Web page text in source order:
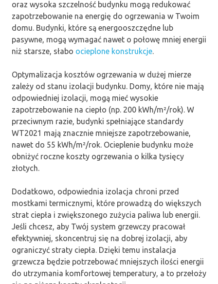
oraz wysoka szczelność budynku mogą redukować
zapotrzebowanie na energię do ogrzewania w Twoim
domu. Budynki, które są energooszczędne lub
pasywne, mogą wymagać nawet o połowę mniej energii
niż starsze, słabo ocieplone konstrukcje.
Optymalizacja kosztów ogrzewania w dużej mierze
zależy od stanu izolacji budynku. Domy, które nie mają
odpowiedniej izolacji, mogą mieć wysokie
zapotrzebowanie na ciepło (np. 200 kWh/m²/rok). W
przeciwnym razie, budynki spełniające standardy
WT2021 mają znacznie mniejsze zapotrzebowanie,
nawet do 55 kWh/m²/rok. Ocieplenie budynku może
obniżyć roczne koszty ogrzewania o kilka tysięcy
złotych.
Dodatkowo, odpowiednia izolacja chroni przed
mostkami termicznymi, które prowadzą do większych
strat ciepła i zwiększonego zużycia paliwa lub energii.
Jeśli chcesz, aby Twój system grzewczy pracował
efektywniej, skoncentruj się na dobrej izolacji, aby
ograniczyć straty ciepła. Dzięki temu instalacja
grzewcza będzie potrzebować mniejszych ilości energii
do utrzymania komfortowej temperatury, a to przełoży